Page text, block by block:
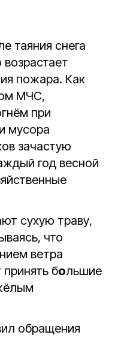
таяния снега
пожара. Как
МЧС,
при
мусора
зачастую
год весной
сухую траву,
что
ветра
большие
обращения